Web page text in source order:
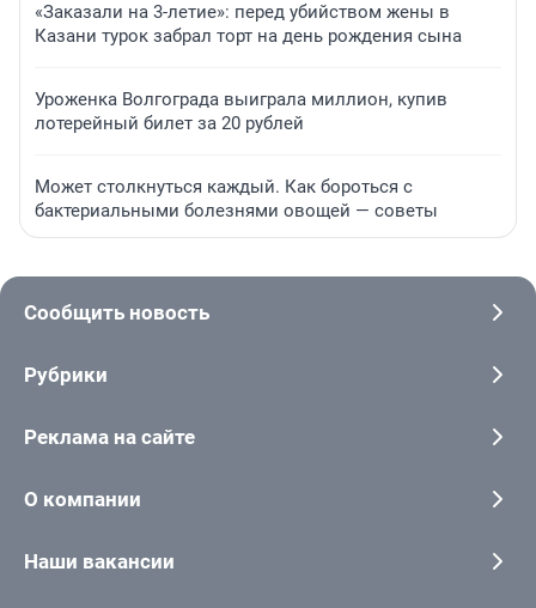
«Заказали на 3-летие»: перед убийством жены в
Казани турок забрал торт на день рождения сына
Уроженка Волгограда выиграла миллион, купив
лотерейный билет за 20 рублей
Может столкнуться каждый. Как бороться с
бактериальными болезнями овощей — советы
Сообщить новость
Рубрики
Реклама на сайте
О компании
Наши вакансии